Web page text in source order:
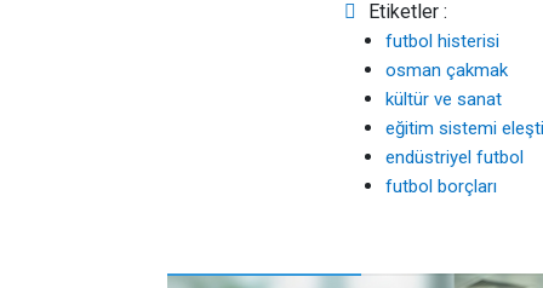
Etiketler :
futbol histerisi
osman çakmak
kültür ve sanat
eğitim sistemi
endüstriyel futbol
futbol borçları